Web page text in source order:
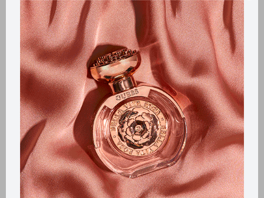
Métodos y costos de envío
Retiros gratuitos en tiendas
Productos que te pueden interesar